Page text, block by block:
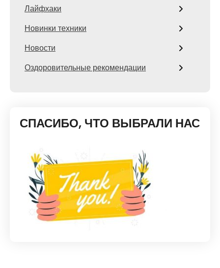
Лайфхаки
Новинки техники
Новости
Оздоровительные рекомендации
СПАСИБО, ЧТО ВЫБРАЛИ НАС